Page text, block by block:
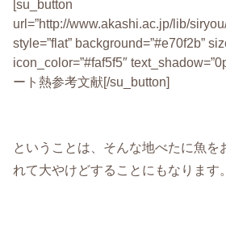
[su_button
url=”http://www.akashi.ac.jp/lib/
style=”flat” background=”#e70f2b”
icon_color=”#faf5f5″
ート熱参考文献[/su_button]
ということは、そんな地べたに魚を
れて大やけどすることにもなります。